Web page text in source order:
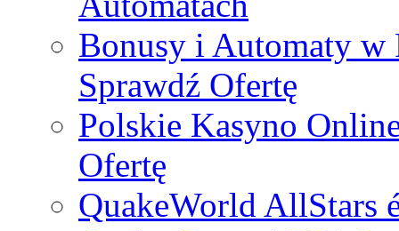
Bonusy i Automaty w
Sprawdź Ofertę
Polskie Kasyno
Ofertę
QuakeWorld AllStars